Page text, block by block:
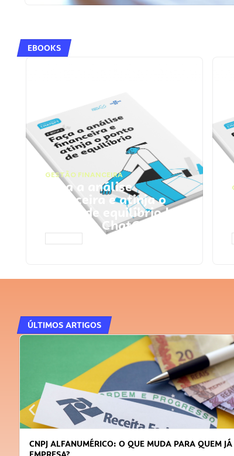
EBOOKS
GESTÃO FINANCEIRA
Faça a análise
financeira e atinja o
ponto de equilíbrio |
Prompts ChatGPT
ÚLTIMOS ARTIGOS
CNPJ ALFANUMÉRICO: O QUE MUDA PARA QUEM